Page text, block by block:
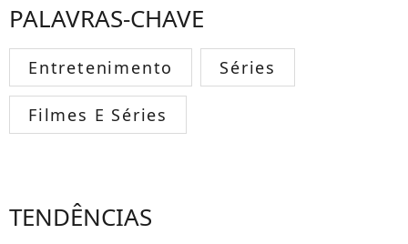
PALAVRAS-CHAVE
Entretenimento Séries
Filmes E Séries
TENDÊNCIAS